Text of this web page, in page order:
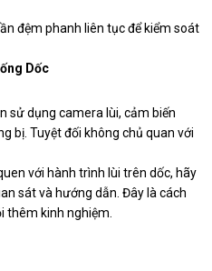
đệm phanh liên tục để kiểm soát
Dốc
sử dụng camera lùi, cảm biến
bị. Tuyệt đối không chủ quan với
với hành trình lùi trên dốc, hãy
sát và hướng dẫn. Đây là cách
thêm kinh nghiệm.